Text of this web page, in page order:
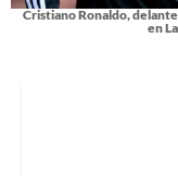
Cristiano Ronaldo,
en